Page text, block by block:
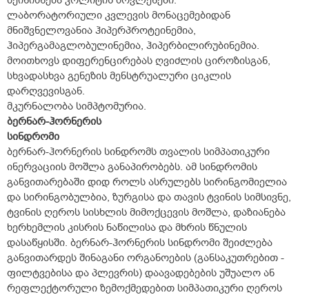
ლაბორატორიული კვლევის მონაცემებიდან
მნიშვნელოვანია ჰიპერპროტეინემია,
ჰიპერგამაგლობულინემია, ჰიპერბილირუბინემია.
მოითხოვს დიფერენცირებას ღვიძლის ციროზისგან,
სხვადასხვა გენეზის მენსტრუალური ციკლის
დარღვევისგან.
მკურნალობა სიმპტომურია.
ბერნარ-ჰორნერის
სინდრომი
ბერნარ-ჰორნერის სინდრომს თვალის სიმპათიკური
ინერვაციის მოშლა განაპირობებს. ამ სინდრომის
განვითარებაში დიდ როლს ასრულებს სირინგომიელია
და სირინგობულბია, ზურგისა და თავის ტვინის სიმსივნე,
ტვინის ღეროს სისხლის მიმოქცევის მოშლა, დაზიანება
ხერხემლის კისრის ნაწილისა და მხრის წნულის
დასაწყისში. ბერნარ-ჰორნერის სინდრომი შეიძლება
განვითარდეს შინაგანი ორგანოების (განსაკუთრებით -
ფილტვებისა და პლევრის) დაავადებების უშუალო ან
რეფლექტორული ზემოქმედებით სიმპათიკური ღეროს